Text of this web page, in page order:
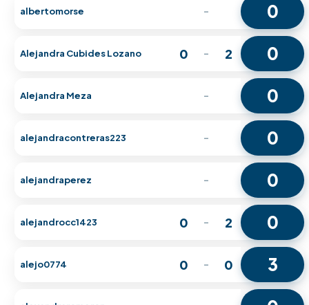
albertomorse - 0
Alejandra Cubides Lozano 0 - 2 0
Alejandra Meza - 0
alejandracontreras223 - 0
alejandraperez - 0
alejandrocc1423 0 - 2 0
alejo0774 0 - 0 3